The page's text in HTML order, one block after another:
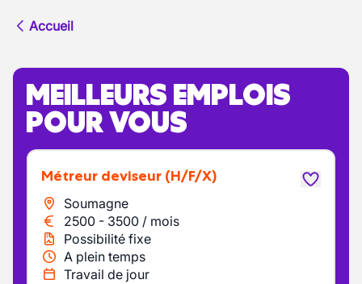
Accueil
MEILLEURS EMPLOIS
POUR VOUS
Métreur deviseur (H/F/X)
Soumagne
2500 - 3500 / mois
Possibilité fixe
A plein temps
Travail de jour